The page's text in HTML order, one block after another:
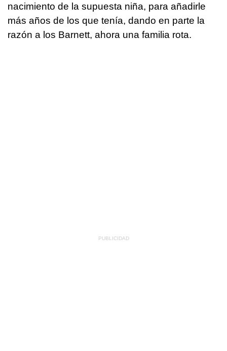
nacimiento de la supuesta niña, para añadirle
más años de los que tenía, dando en parte la
razón a los Barnett, ahora una familia rota.